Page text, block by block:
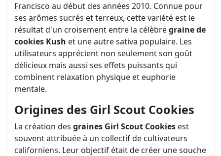
Francisco au début des années 2010. Connue pour
ses arômes sucrés et terreux, cette variété est le
résultat d'un croisement entre la célèbregraine de
cookies Kush et une autre sativa populaire. Les
utilisateurs apprécient non seulement son goût
délicieux mais aussi ses effets puissants qui
combinent relaxation physique et euphorie
mentale.
Origines des Girl Scout Cookies
La création des graines Girl Scout Cookies est
souvent attribuée à un collectif de cultivateurs
californiens. Leur objectif était de créer une souche